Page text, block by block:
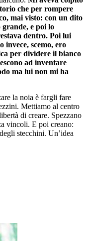
che per rompere
mai visto: con un dito
grande, e poi lo
dentro. Poi lui
invece, scemo, ero
per dividere il bianco
ad inventare
ma lui non mi ha
la noia è fargli fare
Mettiamo al centro
di creare. Spezzano
vincoli. E poi creano:
stecchini. Un’idea